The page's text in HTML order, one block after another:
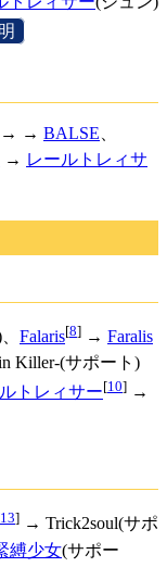
→ → BALSE
→ レールトレィサ
Falaris[8] → Faralis
Killer-(サポート)
トレィサー[10] →
13] → Trick2soul(サポ
縛少女(サポー